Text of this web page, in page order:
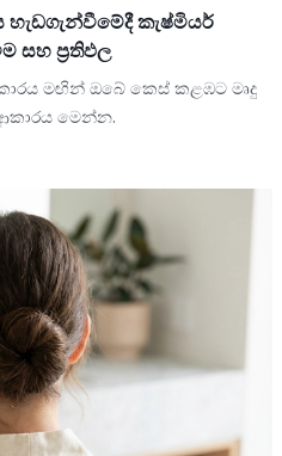
කැෂ්මියර්
සහ ප්‍රතිඵල
මඟින් ඔබේ කෙස් කළඹට මෘදු
මෙන්න.